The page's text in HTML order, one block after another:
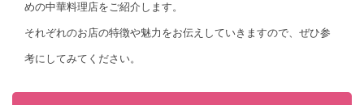
めの中華料理店をご紹介します。
それぞれのお店の特徴や魅力をお伝えしていきますので、ぜひ参
考にしてみてください。